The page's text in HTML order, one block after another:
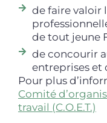
de faire valoir
de tout jeune
de concourir
entreprises et
Pour plus
Comité
travail (C.O.E.T.)